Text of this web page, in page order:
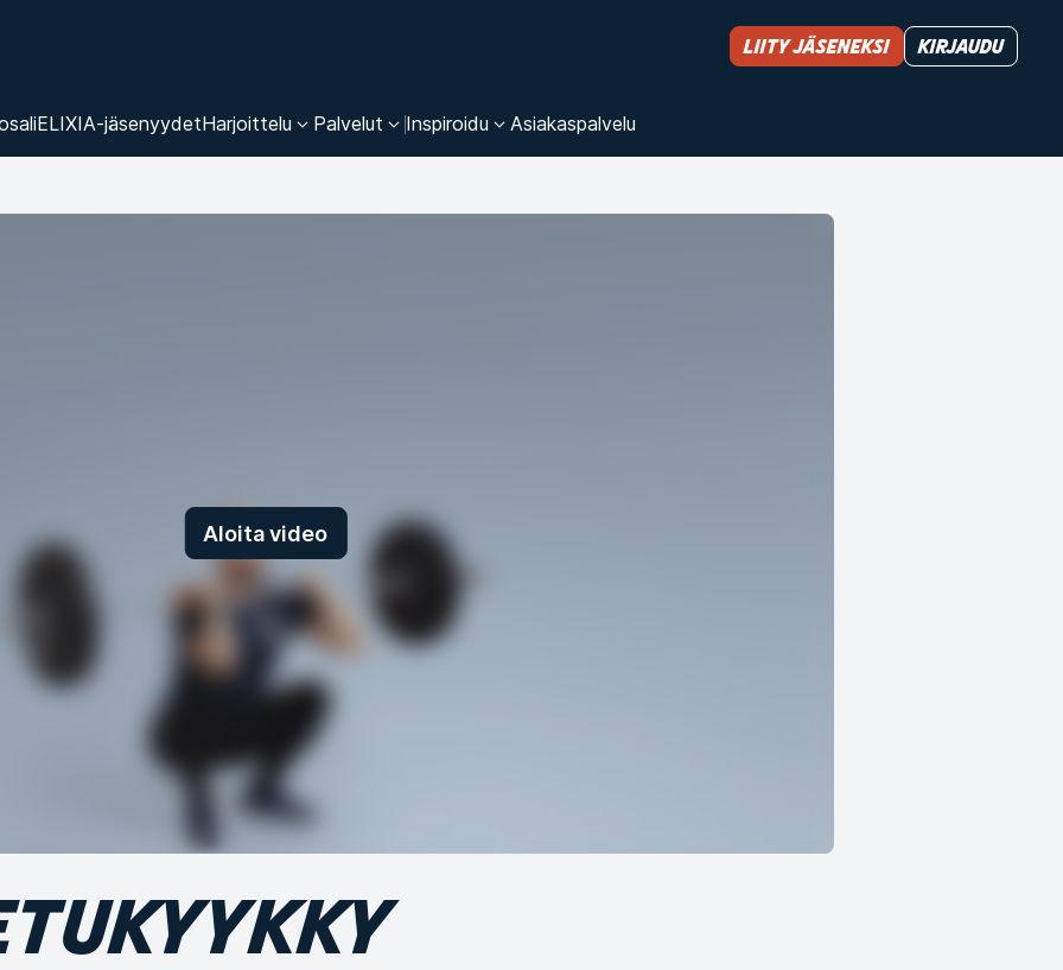
ELIXIA-jäsenyydetHarjoittelu Palvelut Inspiroidu Asiakas­palvelu
Liity jäseneksi Kirjaudu
Aloita video